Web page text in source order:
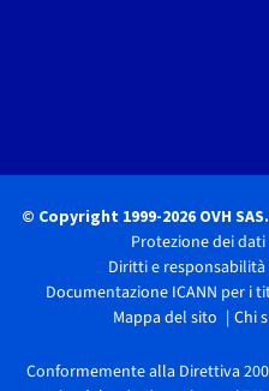
© Copyright 1999-2026 OVH SAS.
Protezione dei dati
Diritti e
Documentazione ICANN per i
Mappa del sito
Chi
Conformemente alla Direttiva